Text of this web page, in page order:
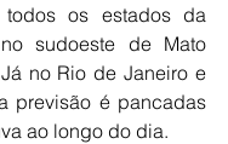
os estados da
sudoeste de Mato
no Rio de Janeiro e
previsão é pancadas
ao longo do dia.